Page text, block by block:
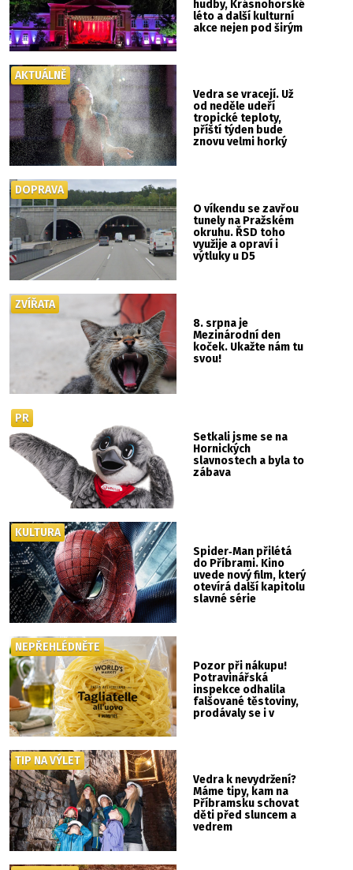
hudby, Krásnohorské
léto a další kulturní
akce nejen pod širým
Vedra se vracejí. Už
od neděle udeří
tropické teploty,
příští týden bude
znovu velmi horký
AKTUÁLNĚ
O víkendu se zavřou
tunely na Pražském
okruhu. ŘSD toho
využije a opraví i
výtluky u D5
DOPRAVA
8. srpna je
Mezinárodní den
koček. Ukažte nám tu
svou!
ZVÍŘATA
Setkali jsme se na
Hornických
slavnostech a byla to
zábava
PR
Spider‑Man přilétá
do Příbrami. Kino
uvede nový film, který
otevírá další kapitolu
slavné série
KULTURA
Pozor při nákupu!
Potravinářská
inspekce odhalila
falšované těstoviny,
prodávaly se i v
NEPŘEHLÉDNĚTE
Vedra k nevydržení?
Máme tipy, kam na
Příbramsku schovat
děti před sluncem a
vedrem
TIP NA VÝLET